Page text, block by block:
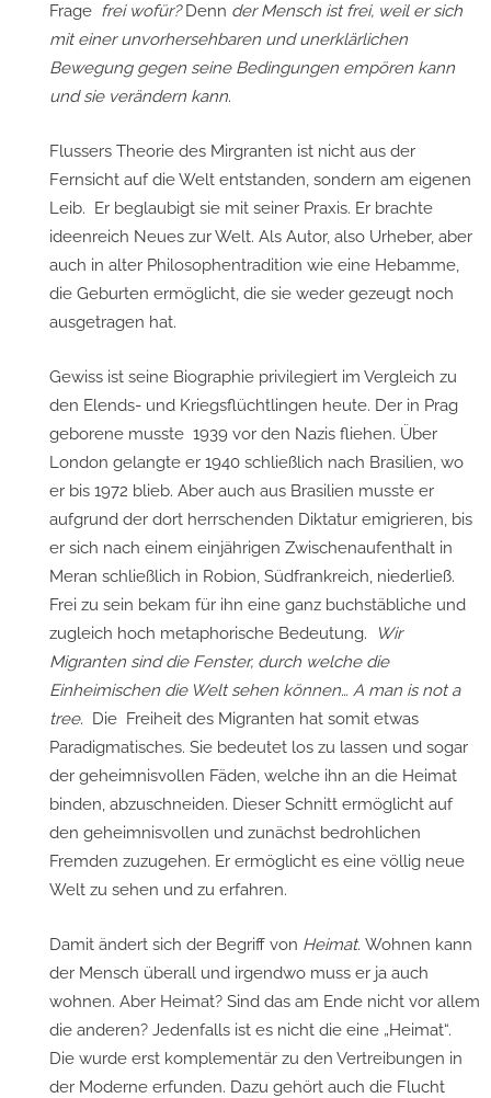
Frage frei wofür?Denn der Mensch ist frei, weil er sich
mit einer unvorhersehbaren und unerklärlichen
Bewegung gegen seine Bedingungen empören kann
und sie verändern kann.
Flussers Theorie des Mirgranten ist nicht aus der
Fernsicht auf die Welt entstanden, sondern am eigenen
Leib. Er beglaubigt sie mit seiner Praxis. Er brachte
ideenreich Neues zur Welt. Als Autor, also Urheber, aber
auch in alter Philosophentradition wie eine Hebamme,
die Geburten ermöglicht, die sie weder gezeugt noch
ausgetragen hat.
Gewiss ist seine Biographie privilegiert im Vergleich zu
den Elends- und Kriegsflüchtlingen heute. Der in Prag
geborene musste 1939 vor den Nazis fliehen. Über
London gelangte er 1940 schließlich nach Brasilien, wo
er bis 1972 blieb. Aber auch aus Brasilien musste er
aufgrund der dort herrschenden Diktatur emigrieren, bis
er sich nach einem einjährigen Zwischenaufenthalt in
Meran schließlich in Robion, Südfrankreich, niederließ.
Frei zu sein bekam für ihn eine ganz buchstäbliche und
zugleich hoch metaphorische Bedeutung.
Wir
Migranten sind die Fenster, durch welche die
Einheimischen die Welt sehen können… A man is not a
tree. Die Freiheit des Migranten hat somit etwas
Paradigmatisches. Sie bedeutet los zu lassen und sogar
der geheimnisvollen Fäden, welche ihn an die Heimat
binden, abzuschneiden. Dieser Schnitt ermöglicht auf
den geheimnisvollen und zunächst bedrohlichen
Fremden zuzugehen. Er ermöglicht es eine völlig neue
Welt zu sehen und zu erfahren.
Damit ändert sich der Begriff von Heimat. Wohnen kann
der Mensch überall und irgendwo muss er ja auch
wohnen. Aber Heimat? Sind das am Ende nicht vor allem
die anderen? Jedenfalls ist es nicht die eine „Heimat“.
Die wurde erst komplementär zu den Vertreibungen in
der Moderne erfunden. Dazu gehört auch die Flucht